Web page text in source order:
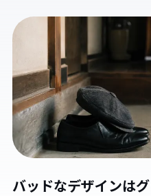
バッドなデザインは